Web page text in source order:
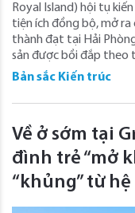
Royal Island) hội tụ
tiện ích đồng bộ, mở ra
thành đạt tại Hải
sản được bồi đắp theo
Bản sắc Kiến trúc
Về ở sớm tại
đình trẻ “mở
“khủng” từ